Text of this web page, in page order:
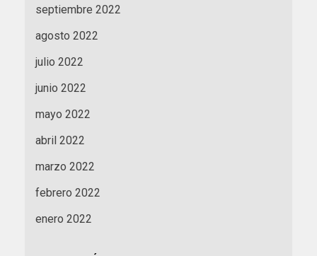
septiembre 2022
agosto 2022
julio 2022
junio 2022
mayo 2022
abril 2022
marzo 2022
febrero 2022
enero 2022